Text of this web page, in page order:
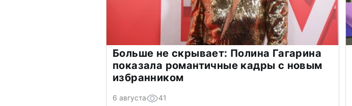
Больше не скрывает: Полина Гагарина
показала романтичные кадры с новым
избранником
6 августа 41